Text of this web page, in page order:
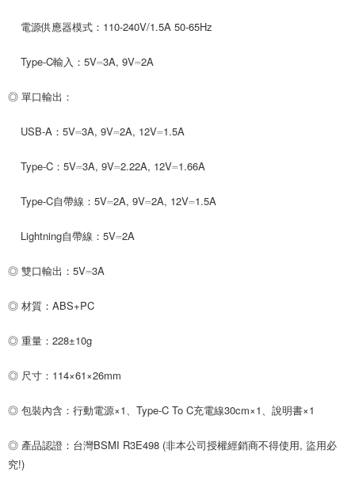
電源供應器模式：110-240V/1.5A 50-65Hz
Type-C輸入：5V⎓3A, 9V⎓2A
◎ 單口輸出：
USB-A：5V⎓3A, 9V⎓2A, 12V⎓1.5A
Type-C：5V⎓3A, 9V⎓2.22A, 12V⎓1.66A
Type-C自帶線：5V⎓2A, 9V⎓2A, 12V⎓1.5A
Lightning自帶線：5V⎓2A
◎ 雙口輸出：5V⎓3A
◎ 材質：ABS+PC
◎ 重量：228±10g
◎ 尺寸：114×61×26mm
◎ 包裝內含：行動電源×1、Type-C To C充電線30cm×1、說明書×1
◎ 產品認證：台灣BSMI R3E498 (非本公司授權經銷商不得使用, 盜用必
究!)